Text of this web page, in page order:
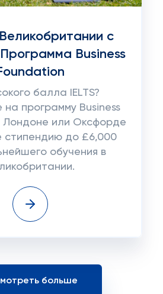
с
Программа Business
балла IELTS?
на программу Business
Лондоне или Оксфорде
стипендию до £6,000
обучения в
больше